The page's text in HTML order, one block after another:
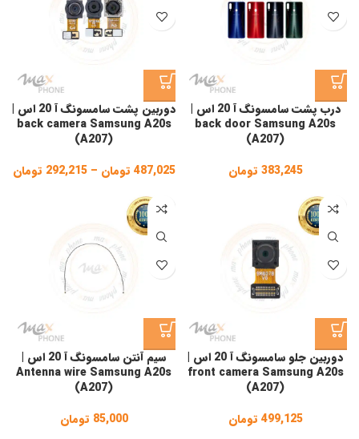
درب پشت سامسونگ آ 20 اس |
back door Samsung A20s
(A207)
383,245 تومان
دوربین پشت سامسونگ آ 20 اس |
back camera Samsung A20s
(A207)
487,025 تومان –
292,215 تومان
دوربین جلو سامسونگ آ 20 اس |
front camera Samsung A20s
(A207)
499,125 تومان
سیم آنتن سامسونگ آ 20 اس |
Antenna wire Samsung A20s
(A207)
85,000 تومان